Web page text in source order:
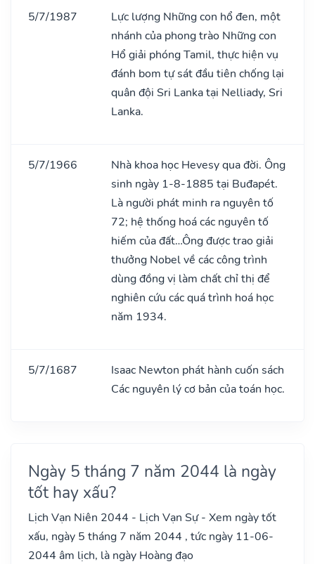
5/7/1987
Lực lượng Những con hổ đen, một
nhánh của phong trào Những con
Hổ giải phóng Tamil, thực hiện vụ
đánh bom tự sát đầu tiên chống lại
quân đội Sri Lanka tại Nelliady, Sri
Lanka.
5/7/1966
Nhà khoa học Hevesy qua đời. Ông
sinh ngày 1-8-1885 tại Buđapét.
Là người phát minh ra nguyên tố
72; hệ thống hoá các nguyên tố
hiếm của đất…Ông được trao giải
thưởng Nobel về các công trình
dùng đồng vị làm chất chỉ thị để
nghiên cứu các quá trình hoá học
năm 1934.
5/7/1687
Isaac Newton phát hành cuốn sách
Các nguyên lý cơ bản của toán học.
Ngày 5 tháng 7 năm 2044 là ngày
tốt hay xấu?
Lịch Vạn Niên 2044 - Lịch Vạn Sự - Xem ngày tốt
xấu, ngày 5 tháng 7 năm 2044 , tức ngày 11-06-
2044 âm lịch, là ngày Hoàng đạo